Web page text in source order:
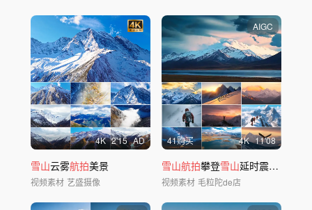
4K 2'15 AD
雪山云雾航拍美景
视频素材 艺盛摄像
AIGC
41购买 4K 11'08
雪山航拍攀登雪山延时震撼唯美
视频素材 毛粒陀de店